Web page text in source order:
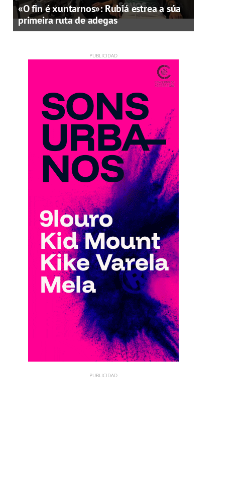
«O fin é xuntarnos»: Rubiá estrea a súa
primeira ruta de adegas